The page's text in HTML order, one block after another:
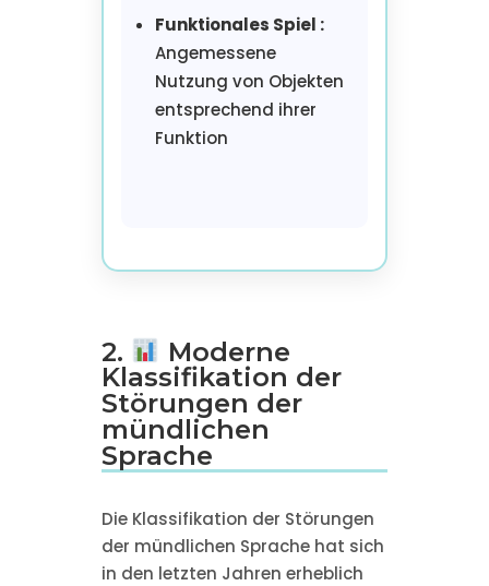
Funktionales Spiel :
Angemessene
Nutzung von Objekten
entsprechend ihrer
Funktion
2.
Moderne
Klassifikation der
Störungen der
mündlichen
Sprache
Die Klassifikation der Störungen
der mündlichen Sprache hat sich
in den letzten Jahren erheblich